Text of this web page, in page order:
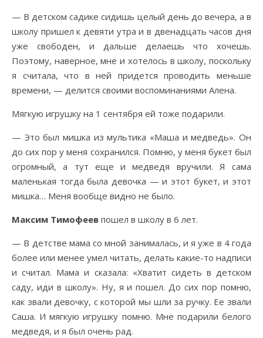
— В детском садике сидишь целый день до вечера, а в
школу пришел к девяти утра и в двенадцать часов дня
уже свободен, и дальше делаешь что хочешь.
Поэтому, наверное, мне и хотелось в школу, поскольку
я считала, что в ней придется проводить меньше
времени, — делится своими воспоминаниями Алена.
Мягкую игрушку на 1 сентября ей тоже подарили.
— Это был мишка из мультика «Маша и медведь». Он
до сих пор у меня сохранился. Помню, у меня букет был
огромный, а тут еще и медведя вручили. Я сама
маленькая тогда была девочка — и этот букет, и этот
мишка… Меня вообще видно не было.
Максим Тимофеев пошел в школу в 6 лет.
— В детстве мама со мной занималась, и я уже в 4 года
более или менее умел читать, делать какие-то надписи
и считал. Мама и сказала: «Хватит сидеть в детском
саду, иди в школу». Ну, я и пошел. До сих пор помню,
как звали девочку, с которой мы шли за ручку. Ее звали
Саша. И мягкую игрушку помню. Мне подарили белого
медведя, и я был очень рад.